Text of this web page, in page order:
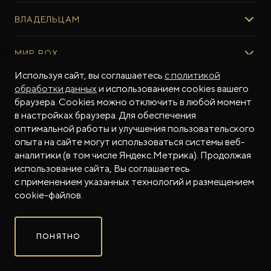
ROX ADAMAS
Совершенно новый флагманский внедорожник
от 9 300 000 ₽*
Авто в наличии
Тест-драйв
Специальные предложения
ФИНАНСЫ И УСЛУГИ
Финансовые программы
Рассчитать кредит
Трейд-ин
Калькулятор трейд-ин
Страхование
ВЛАДЕЛЬЦАМ
Регламент ТО
Программное обеспечение
ПОДДЕРЖКА
Гарантия производителя
Контракт гарантийной поддержки
Помощь на дорогах
Руководства по эксплуатации
Магазин приложений ROX
МИР ROX
О БРЕНДЕ
Бренд ROX
Дизайн Pininfarina
СМИ о нас
Истории владельцев
Часто задаваемые вопросы
СОТРУДНИЧЕСТВО
МЫ В СОЦСЕТЯХ
© 2026
Сделано в ПЕРКС
Используя сайт, вы соглашаетесь с политикой
обработки данныхи использованием cookies вашего
браузера. Cookies можно отключить в любой момент
в настройках браузера. Для обеспечения
оптимальной работы и улучшения пользовательского
опыта на сайте могут использоваться системы веб-
аналитики (в том числе Яндекс.Метрика). Продолжая
использование сайта, Вы соглашаетесь
с применением указанных технологий и размещением
cookie-файлов.
ПОНЯТНО